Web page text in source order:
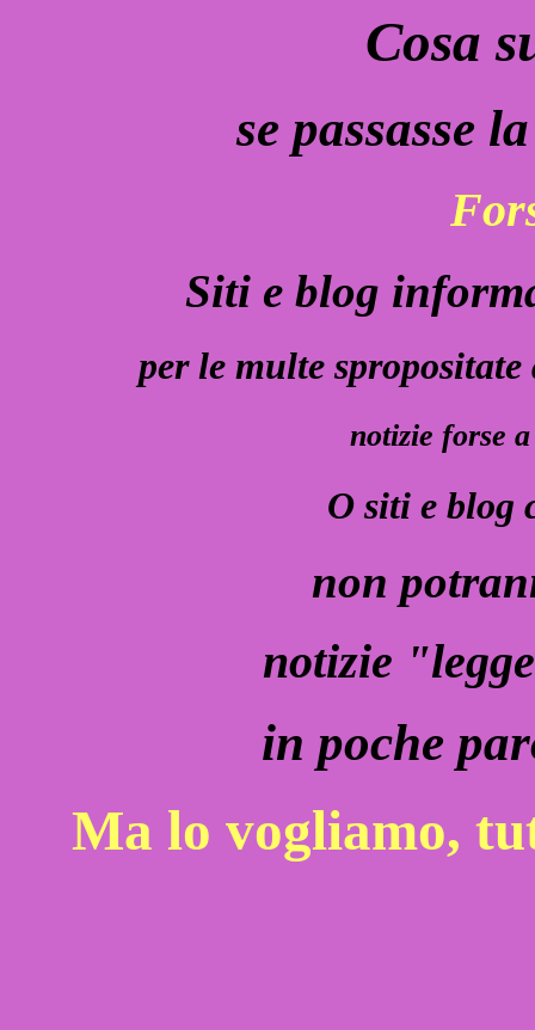
Cosa
se passasse
Siti e blog
per le multe
notizie forse
O siti e blog
non
notizie
in poche
Ma lo vogliamo,